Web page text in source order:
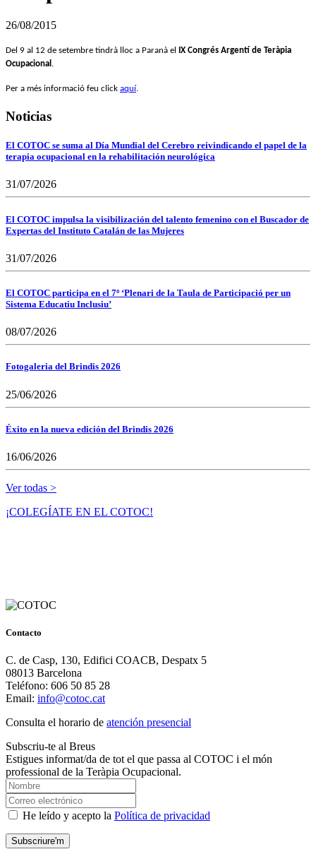
26/08/2015
Del 9 al 12 de setembre tindrà lloc a Paranà el
IX Congrés Argentí de Teràpia
Ocupacional .
Per a més informació feu click aquí.
Noticias
El COTOC se suma al Día Mundial del Cerebro reivindicando el papel de la
terapia ocupacional en la rehabilitación neurológica
31/07/2026
El COTOC impulsa la visibilización del talento femenino con el Buscador de
Expertas del Instituto Catalán de las Mujeres
31/07/2026
El COTOC participa en el 7º ‘Plenari de la Taula de Participació per un
Sistema Educatiu Inclusiu’
08/07/2026
Fotogaleria del Brindis 2026
25/06/2026
Éxito en la nueva edición del Brindis 2026
16/06/2026
Ver todas >
¡COLEGÍATE EN EL COTOC!
Contacto
C. de Casp, 130, Edifici COACB, Despatx 5
08013 Barcelona
Teléfono: 606 50 85 28
Email: info@cotoc.cat
Consulta el horario de atención presencial
Subscriu-te al Breus
Estigues informat/da de tot el que passa al COTOC i el món
professional de la Teràpia Ocupacional.
He leído y acepto la Política de privacidad